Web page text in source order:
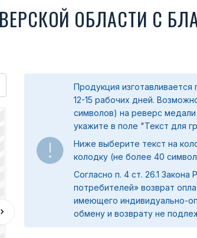
ОБЛАСТИ С
Продукция изготавливается
12-15 рабочих дней.
символов) на реверс
укажите в поле "Текст для
Ниже выберите текст на
колодку (не более 40
Согласно п. 4 ст. 26.1
потребителей» возврат
имеющего индивидуально-
обмену и возврату не